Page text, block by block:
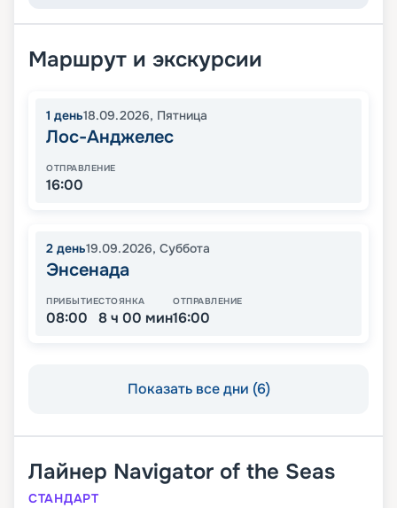
Маршрут и экскурсии
1 день18.09.2026, Пятница
Лос-Анджелес
ОТПРАВЛЕНИЕ
16:00
2 день19.09.2026, Суббота
Энсенада
ПРИБЫТИЕ
08:00
СТОЯНКА
8 ч 00 мин
ОТПРАВЛЕНИЕ
16:00
Показать все дни (6)
Лайнер Navigator of the Seas
СТАНДАРТ